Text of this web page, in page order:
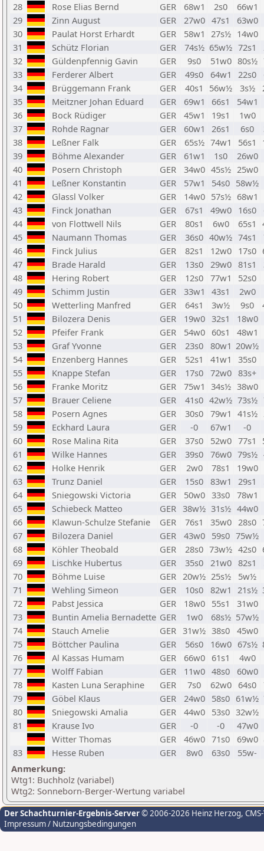
28
Rose Elias Bernd GER 68w1 2s0
66w1
29
Zinn August GER 27w0 47s1
63w0
30
Paulat Horst Erhardt GER 58w1 27s½ 14w0
31
Schütz Florian GER 74s½ 65w½ 72s1
32
Güldenpfennig Gavin GER 9s0 51w0 80s½
33
Ferderer Albert GER 49s0 64w1 22s0
34
Brüggemann Frank GER 40s1 56w½ 3s½
35
Meitzner Johan Eduard GER 69w1 66s1
54w1
36
Bock Rüdiger GER 45w1 19s1
1w0
37
Rohde Ragnar GER 60w1 26s1 6s0
38
Leßner Falk GER 65s½ 74w1 56s1
39
Böhme Alexander GER 61w1 1s0
26w0
40
Posern Christoph GER 34w0 45s½ 25w0
41
Leßner Konstantin GER 57w1 54s0 58w½
42
Glassl Volker GER 14w0 57s½ 68w1
43
Finck Jonathan GER 67s1 49w0 16s0
44
von Flottwell Nils GER 80s1 6w0 65s1
45
Naumann Thomas GER 36s0 40w½ 74s1
46
Finck Julius GER 82s1 12w0 17s0
47
Brade Harald GER 13s0 29w0 81s1
48
Hering Robert GER 12s0 77w1 52s0
49
Schimm Justin GER 33w1 43s1 2w0
50
Wetterling Manfred GER 64s1 3w½ 9s0
51
Bilozera Denis GER 19w0 32s1
18w0
52
Pfeifer Frank GER 54w0 60s1
48w1
53
Graf Yvonne GER 23s0 80w1 20w½
54
Enzenberg Hannes GER 52s1 41w1 35s0
55
Knappe Stefan GER 17s0 72w0 83s+
56
Franke Moritz GER 75w1 34s½ 38w0
57
Brauer Celiene GER 41s0 42w½ 73s½
58
Posern Agnes GER 30s0 79w1 41s½
59
Eckhard Laura GER -0 67w1 -0
60
Rose Malina Rita GER 37s0 52w0 77s1
61
Wilke Hannes GER 39s0 76w0 79s½
62
Holke Henrik GER 2w0 78s1
19w0
63
Trunz Daniel GER 15s0 83w1 29s1
64
Sniegowski Victoria GER 50w0 33s0 78w1
65
Schiebeck Matteo GER 38w½ 31s½ 44w0
66
Klawun-Schulze Stefanie GER 76s1 35w0 28s0
67
Bilozera Daniel GER 43w0 59s0 75w½
68
Köhler Theobald GER 28s0 73w½ 42s0
69
Lischke Hubertus GER 35s0 21w0 82s1
70
Böhme Luise GER 20w½ 25s½
5w½
71
Wehling Simeon GER 10s0 82w1 21s½
72
Pabst Jessica GER 18w0 55s1
31w0
73
Buntin Amelia Bernadette GER 1w0 68s½ 57w½
74
Stauch Amelie GER 31w½ 38s0 45w0
75
Böttcher Paulina GER 56s0 16w0 67s½
76
Al Kassas Humam GER 66w0 61s1
4w0
77
Wolff Fabian GER 11w0 48s0
60w0
78
Kasten Luna Seraphine GER 7s0 62w0 64s0
79
Göbel Klaus GER 24w0 58s0 61w½
80
Sniegowski Amalia GER 44w0 53s0 32w½
81
Krause Ivo GER -0 -0
47w0
Witter Thomas
GER 46w0 71s0 69w0
83
Hesse Ruben GER 8w0 63s0
55w-
Anmerkung:
Wtg1: Buchholz (variabel)
Wtg2: Sonneborn-Berger-Wertung variabel
Der Schachturnier-Ergebnis-Server© 2006-2026 Heinz Herzog,
Impressum / Nutzungsbedingungen